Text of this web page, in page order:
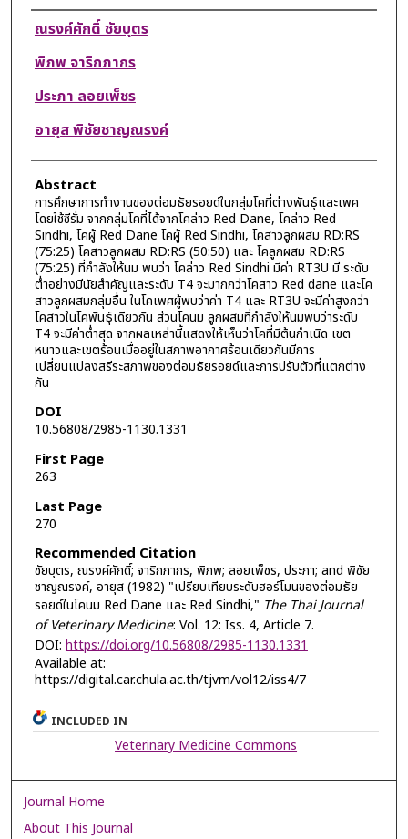
Authors
ณรงค์ศักดิ์ ชัยบุตร
พิภพ จาริกภากร
ประภา ลอยเพ็ชร
อายุส พิชัยชาญณรงค์
Abstract
การศึกษาการทํางานของต่อมธัยรอยด์ในกลุ่มโคที่ต่างพันธุ์และเพศ
โดยใช้ซีรั่ม จากกลุ่มโคที่ได้จากโคล่าว Red Dane, โคล่าว Red
Sindhi, โคผู้ Red Dane โคผู้ Red Sindhi, โคสาวลูกผสม RD:RS
(75:25) โคสาวลูกผสม RD:RS (50:50) และ โคลูกผสม RD:RS
(75:25) ที่กำลังให้นม พบว่า โคล่าว Red Sindhi มีค่า RT3U มี ระดับ
ต่ำอย่างมีนัยสำคัญและระดับ T4 จะมากกว่าโคสาว Red dane และโค
สาวลูกผสมกลุ่มอื่น ในโคเพศผู้พบว่าค่า T4 และ RT3U จะมีค่าสูงกว่า
โคสาวในโคพันธุ์เดียวกัน ส่วนโคนม ลูกผสมที่กำลังให้นมพบว่าระดับ
T4 จะมีค่าต่ำสุด จากผลเหล่านี้แสดงให้เห็นว่าโคที่มีต้นกำเนิด เขต
หนาวและเขตร้อนเมื่ออยู่ในสภาพอากาศร้อนเดียวกันมีการ
เปลี่ยนแปลงสรีระสภาพของต่อมธัยรอยด์และการปรับตัวที่แตกต่าง
กัน
DOI
10.56808/2985-1130.1331
First Page
263
Last Page
270
Recommended Citation
ชัยบุตร, ณรงค์ศักดิ์; จาริกภากร, พิภพ; ลอยเพ็ชร, ประภา; and พิชัย
ชาญณรงค์, อายุส (1982) "เปรียบเทียบระดับฮอร์โมนของต่อมธัย
รอยด์ในโคนม Red Dane และ Red Sindhi," The Thai Journal
of Veterinary Medicine: Vol. 12: Iss. 4, Article 7.
DOI: https://doi.org/10.56808/2985-1130.1331
Available at:
https://digital.car.chula.ac.th/tjvm/vol12/iss4/7
INCLUDED IN
Veterinary Medicine Commons
Journal Home
About This Journal